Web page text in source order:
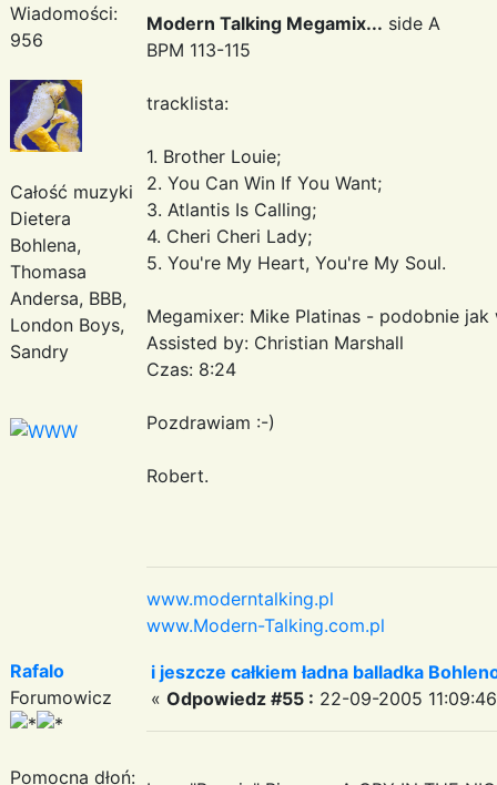
Wiadomości:
956
Całość muzyki
Dietera
Bohlena,
Thomasa
Andersa, BBB,
London Boys,
Sandry
Modern Talking Megamix... side A
BPM 113-115
tracklista:
1. Brother Louie;
2. You Can Win If You Want;
3. Atlantis Is Calling;
4. Cheri Cheri Lady;
5. You're My Heart, You're My Soul.
Megamixer: Mike Platinas - podobnie
Assisted by: Christian Marshall
Czas: 8:24
Pozdrawiam :-)
Robert.
www.moderntalking.pl
www.Modern-Talking.com.pl
Rafalo
Forumowicz
Pomocna dłoń:
i jeszcze całkiem ładna balladka
« Odpowiedz #55 : 22-09-2005